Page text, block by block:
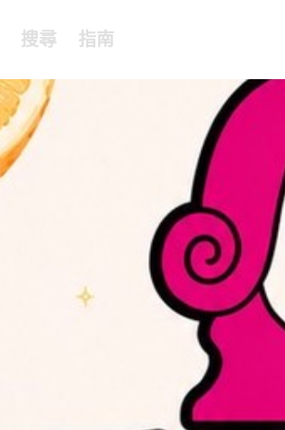
搜尋 指南